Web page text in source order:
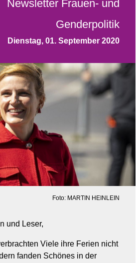
Newsletter Frauen- und
Genderpolitik
Dienstag, 01. September 2020
Foto: MARTIN HEINLEIN
und Leser,
Viele ihre Ferien nicht
fanden Schönes in der